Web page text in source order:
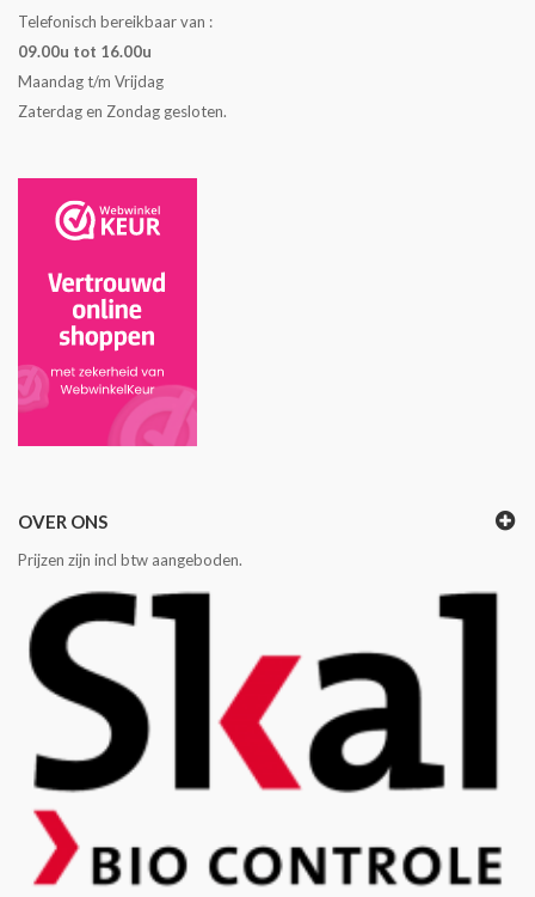
Telefonisch bereikbaar van :
09.00u tot 16.00u
Maandag t/m Vrijdag
Zaterdag en Zondag gesloten.
OVER ONS
Prijzen zijn incl btw aangeboden.